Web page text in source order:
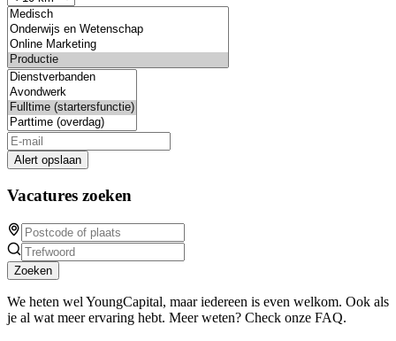
Alert opslaan
Vacatures zoeken
Zoeken
We heten wel YoungCapital, maar iedereen is even welkom. Ook als
je al wat meer ervaring hebt. Meer weten? Check onze FAQ.